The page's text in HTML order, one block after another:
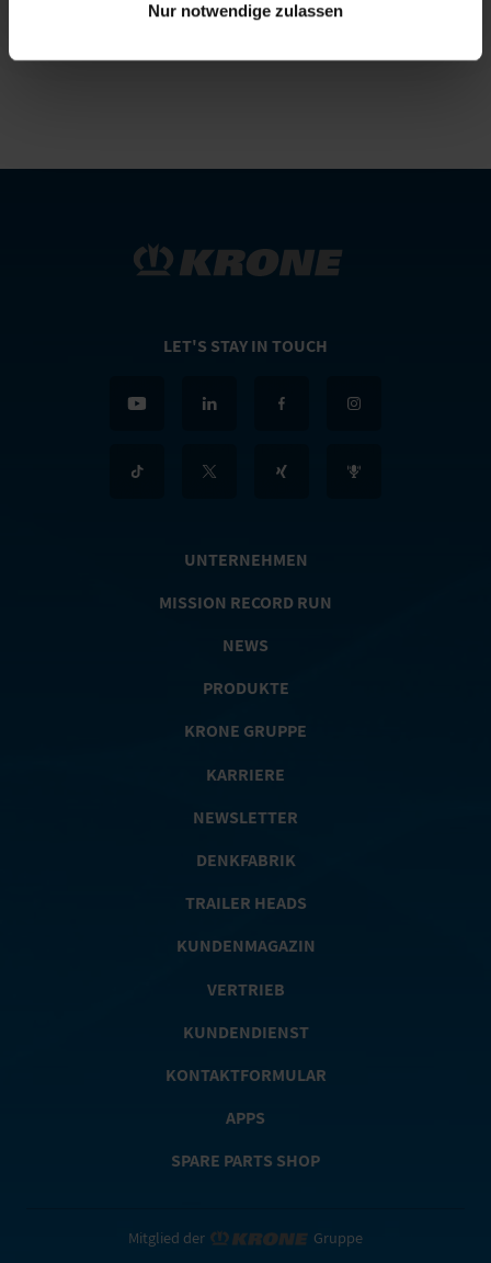
Nur notwendige zulassen
LET'S STAY IN TOUCH
UNTERNEHMEN
MISSION RECORD RUN
NEWS
PRODUKTE
KRONE GRUPPE
KARRIERE
NEWSLETTER
DENKFABRIK
TRAILER HEADS
KUNDENMAGAZIN
VERTRIEB
KUNDENDIENST
KONTAKTFORMULAR
APPS
SPARE PARTS SHOP
Mitglied der Gruppe